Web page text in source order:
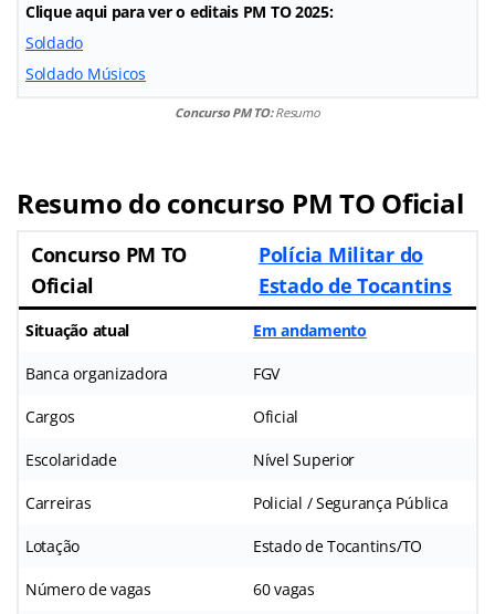
Clique aqui para ver o editais PM TO 2025:
Soldado
Soldado Músicos
Concurso PM TO:Resumo
Resumo do concurso PM TO Oficial
Concurso PM TO
Oficial
Polícia Militar do
Estado de Tocantins
Situação atual Em andamento
Banca organizadora FGV
Cargos Oficial
Escolaridade Nível Superior
Carreiras Policial / Segurança Pública
Lotação Estado de Tocantins/TO
Número de vagas 60 vagas